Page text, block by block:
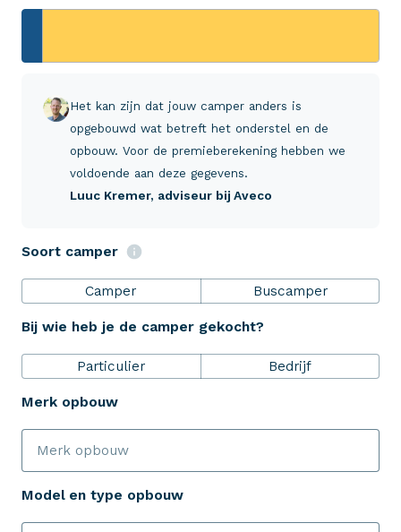
Het kan zijn dat jouw camper anders is
opgebouwd wat betreft het onderstel en de
opbouw. Voor de premieberekening hebben we
voldoende aan deze gegevens.
Luuc Kremer, adviseur bij Aveco
Soort camper
Camper Buscamper
Bij wie heb je de camper gekocht?
Particulier Bedrijf
Merk opbouw
Model en type opbouw
+31 (0)523 - 20 80 30
Verzekeringen
ZekerheidsPakket
Over Aveco
Bereken je premie
Schade melden